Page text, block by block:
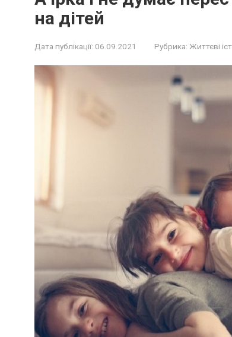
на дітей
Дата публікації: 06.09.2021 Рубрика: Життєві